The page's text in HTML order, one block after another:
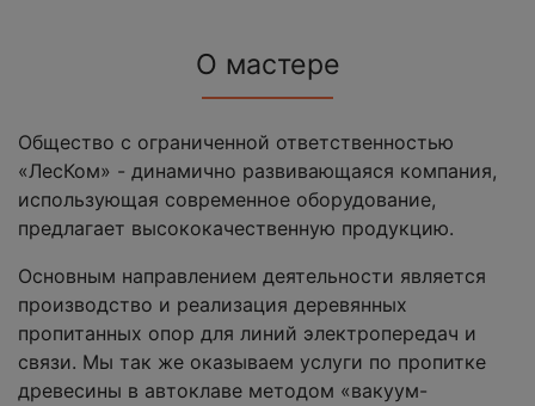
О мастере
Общество с ограниченной ответственностью
«ЛесКом» - динамично развивающаяся компания,
использующая современное оборудование,
предлагает высококачественную продукцию.
Основным направлением деятельности является
производство и реализация деревянных
пропитанных опор для линий электропередач и
связи. Мы так же оказываем услуги по пропитке
древесины в автоклаве методом «вакуум-